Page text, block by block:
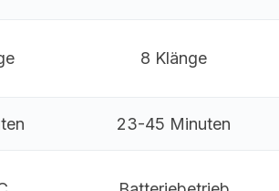
8 Klänge
23-45 Minuten